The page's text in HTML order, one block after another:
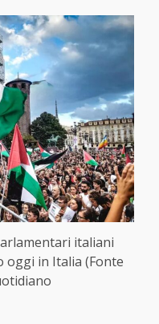
italiani
oggi in Italia (Fonte